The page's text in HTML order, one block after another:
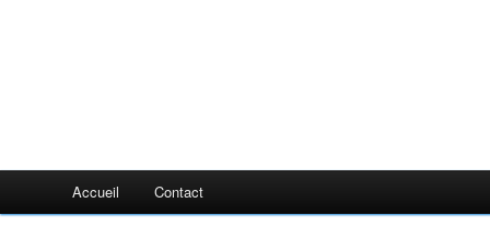
Accueil Contact